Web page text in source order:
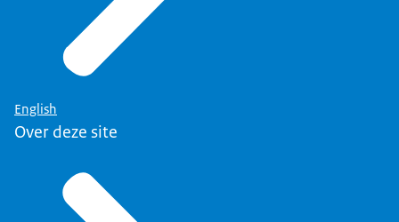
voorbehoedsmiddelen.
Ze krijgen kinderen, maar ze konden die zelf niet
voeden en opvoeden.
Ze werden dan op straat gezet en de weeshuizen
want die zorgden wel voor hun voeding en
Van den Bosch wilde daar iets aan doen.
Hij komt in 1823 hier naar Veenhuizen, naar deze
plek.
English
Over deze site